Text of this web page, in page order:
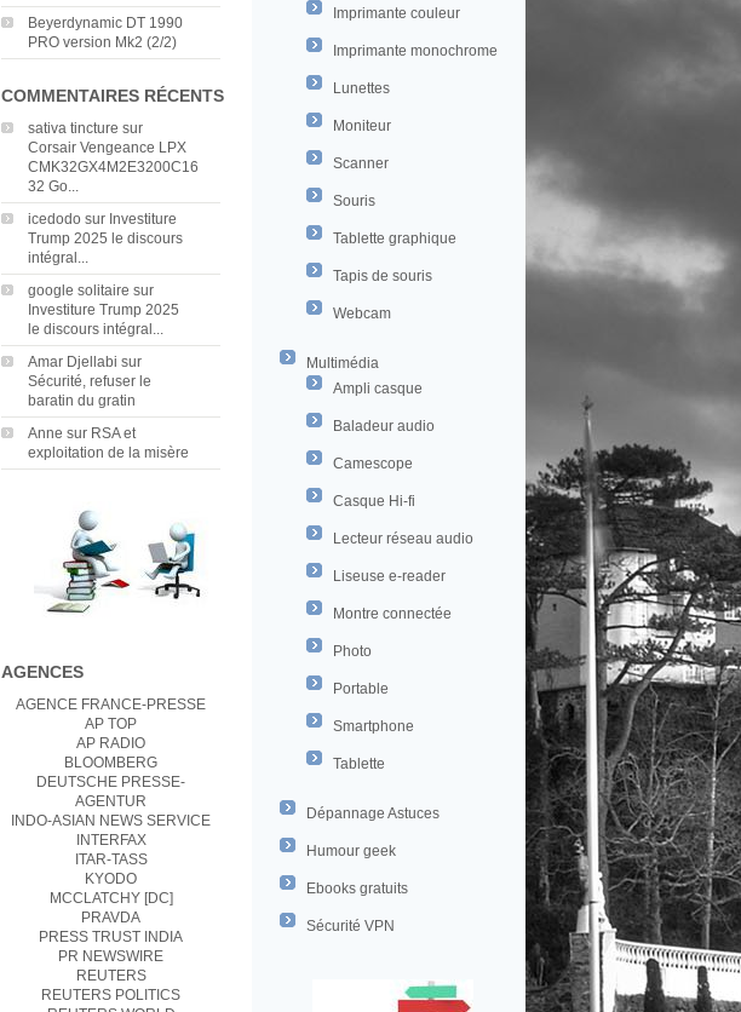
Imprimante couleur
Imprimante monochrome
Lunettes
Moniteur
Scanner
Souris
Tablette graphique
Tapis de souris
Webcam
Multimédia
Ampli casque
Baladeur audio
Camescope
Casque Hi-fi
Lecteur réseau audio
Liseuse e-reader
Montre connectée
Photo
Portable
Smartphone
Tablette
Dépannage Astuces
Humour geek
Ebooks gratuits
Sécurité VPN
Beyerdynamic DT 1990
PRO version Mk2 (2/2)
COMMENTAIRES RÉCENTS
sativa tincture sur
Corsair Vengeance LPX
CMK32GX4M2E3200C16
32 Go...
icedodo sur Investiture
Trump 2025 le discours
intégral...
google solitaire sur
Investiture Trump 2025
le discours intégral...
Amar Djellabi sur
Sécurité, refuser le
baratin du gratin
Anne sur RSA et
exploitation de la misère
AGENCES
AGENCE FRANCE-PRESSE
AP TOP
AP RADIO
BLOOMBERG
DEUTSCHE PRESSE-
AGENTUR
INDO-ASIAN NEWS SERVICE
INTERFAX
ITAR-TASS
KYODO
MCCLATCHY [DC]
PRAVDA
PRESS TRUST INDIA
PR NEWSWIRE
REUTERS
REUTERS POLITICS